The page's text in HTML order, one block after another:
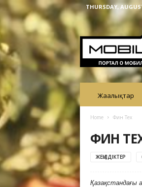
THURSDAY,
M
o
a
s
e
r
Жаңалықтар
Home Фин Тех
ФИН
ЖЕҢІЛДІКТЕР
Қазақстандағы